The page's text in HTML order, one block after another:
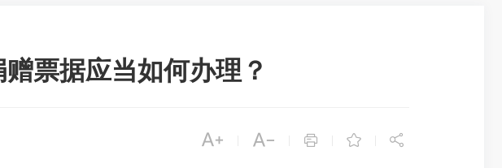
票据应当如何办理？
    